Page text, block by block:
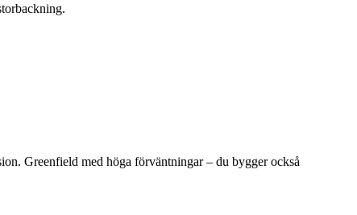
Greenfield med höga förväntningar – du bygger också